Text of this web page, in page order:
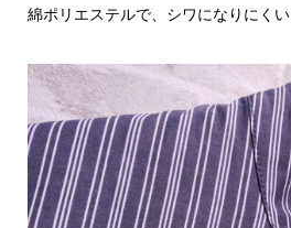
綿ポリエステルで、シワになりにくい